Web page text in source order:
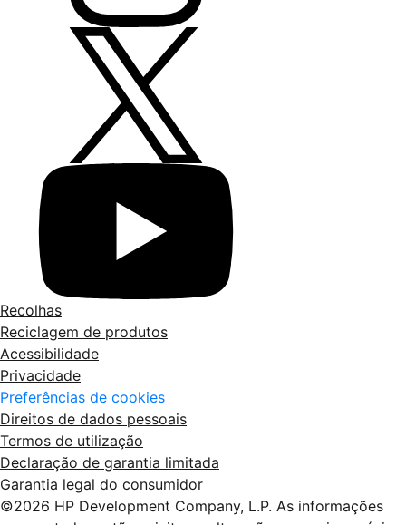
Recolhas
Reciclagem de produtos
Acessibilidade
Privacidade
Preferências de cookies
Direitos de dados pessoais
Termos de utilização
Declaração de garantia limitada
Garantia legal do consumidor
©2026 HP Development Company, L.P. As informações